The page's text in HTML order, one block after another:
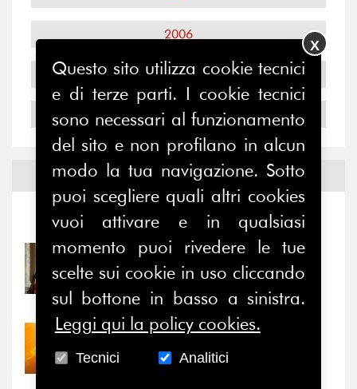
2006
2005
2004
Notizie edEventi
Notizie - Eventi
31/07/2026
Prima della pausa estiva,
il valore di...
30/07/2026
Nove anni dopo la
Questo sito utilizza cookie tecnici
e di terze parti. I cookie tecnici
sono necessari al funzionamento
del sito e non profilano in alcun
modo la tua navigazione. Sotto
puoi scegliere quali altri cookies
vuoi attivare e in qualsiasi
momento puoi rivedere le tue
scelte sui cookie in uso cliccando
sul bottone in basso a sinistra.
Leggi qui la policy cookies.
Tecnici Analitici
X